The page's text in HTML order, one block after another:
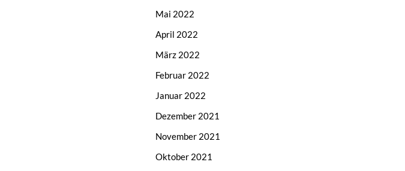
Mai 2022
April 2022
März 2022
Februar 2022
Januar 2022
Dezember 2021
November 2021
Oktober 2021